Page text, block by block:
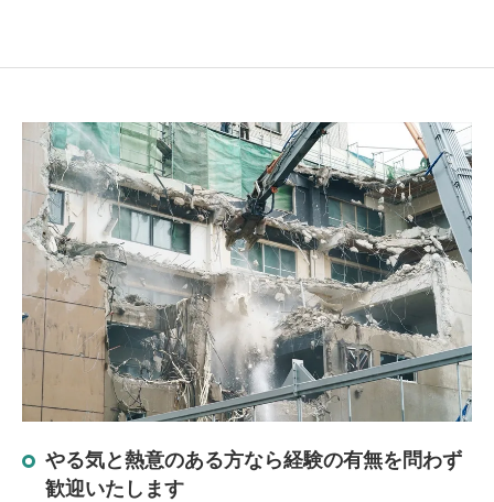
やる気と熱意のある方なら経験の有無を問わず
歓迎いたします